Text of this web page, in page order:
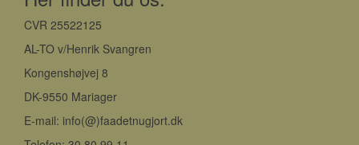
CVR 25522125
AL-TO v/Henrik Svangren
Kongenshøjvej 8
DK-9550 Mariager
E-mail: info(@)faadetnugjort.dk